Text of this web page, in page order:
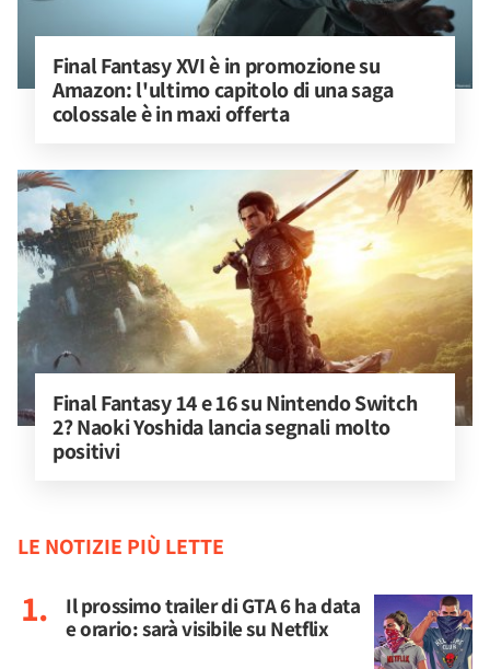
Final Fantasy XVI è in promozione su
Amazon: l'ultimo capitolo di una saga
colossale è in maxi offerta
Final Fantasy 14 e 16 su Nintendo Switch
2? Naoki Yoshida lancia segnali molto
positivi
LE NOTIZIE PIÙ LETTE
Il prossimo trailer di GTA 6 ha data
e orario: sarà visibile su Netflix